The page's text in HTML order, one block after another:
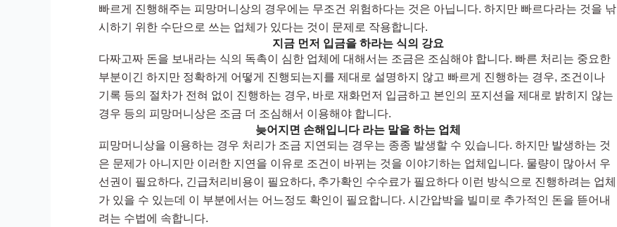
빠르게 진행해주는 피망머니상의 경우에는 무조건 위험하다는 것은 아닙니다. 하지만 빠르다라는 것을 낚
시하기 위한 수단으로 쓰는 업체가 있다는 것이 문제로 작용합니다.
지금 먼저 입금을 하라는 식의 강요
다짜고짜 돈을 보내라는 식의 독촉이 심한 업체에 대해서는 조금은 조심해야 합니다. 빠른 처리는 중요한
부분이긴 하지만 정확하게 어떻게 진행되는지를 제대로 설명하지 않고 빠르게 진행하는 경우, 조건이나
기록 등의 절차가 전혀 없이 진행하는 경우, 바로 재화먼저 입금하고 본인의 포지션을 제대로 밝히지 않는
경우 등의 피망머니상은 조금 더 조심해서 이용해야 합니다.
늦어지면 손해입니다 라는 말을 하는 업체
피망머니상을 이용하는 경우 처리가 조금 지연되는 경우는 종종 발생할 수 있습니다. 하지만 발생하는 것
은 문제가 아니지만 이러한 지연을 이유로 조건이 바뀌는 것을 이야기하는 업체입니다. 물량이 많아서 우
선권이 필요하다, 긴급처리비용이 필요하다, 추가확인 수수료가 필요하다 이런 방식으로 진행하려는 업체
가 있을 수 있는데 이 부분에서는 어느정도 확인이 필요합니다. 시간압박을 빌미로 추가적인 돈을 뜯어내
려는 수법에 속합니다.